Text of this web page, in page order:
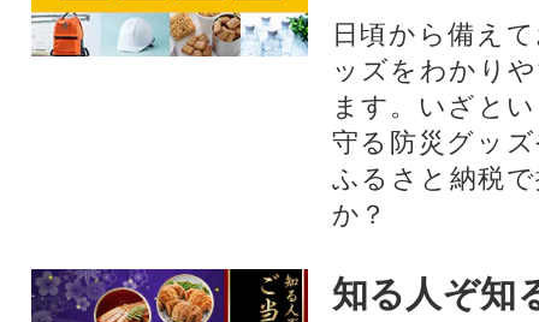
日頃から備え
ッズをわかり
ます。いざと
守る防災グッ
ふるさと納税
か？
知る人ぞ知